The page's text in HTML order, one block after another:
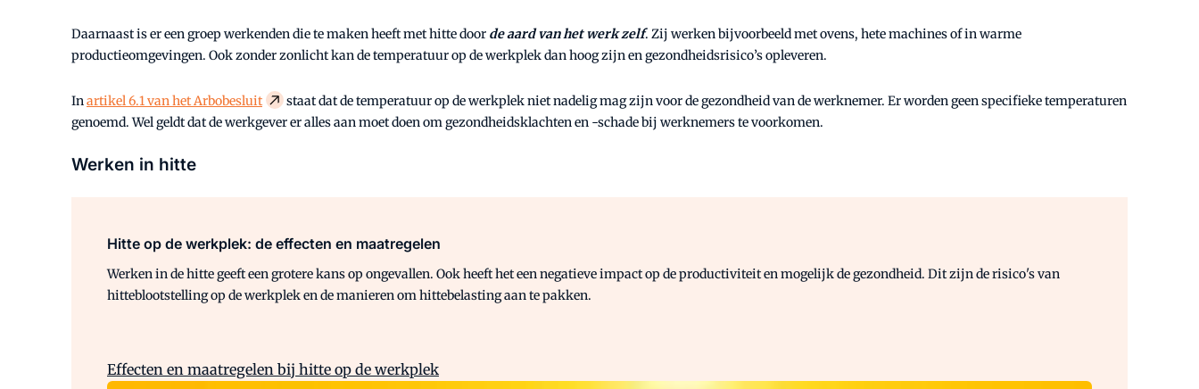
Daarnaast is er een groep werkenden die te maken heeft met hitte door de aard van het werk zelf. Zij werken bijvoorbeeld met ovens, hete machines of in warme
productieomgevingen. Ook zonder zonlicht kan de temperatuur op de werkplek dan hoog zijn en gezondheidsrisico’s opleveren.
Inartikel 6.1 van het Arbobesluit
staat dat de temperatuur op de werkplek niet nadelig mag zijn voor de gezondheid van de werknemer. Er worden geen specifieke temperaturen
genoemd. Wel geldt dat de werkgever er alles aan moet doen om gezondheidsklachten en -schade bij werknemers te voorkomen.
Werken in hitte
Hitte op de werkplek: de effecten en maatregelen
Werken in de hitte geeft een grotere kans op ongevallen. Ook heeft het een negatieve impact op de productiviteit en mogelijk de gezondheid. Dit zijn de risico's van
hitteblootstelling op de werkplek en de manieren om hittebelasting aan te pakken.
Effecten en maatregelen bij hitte op de werkplek